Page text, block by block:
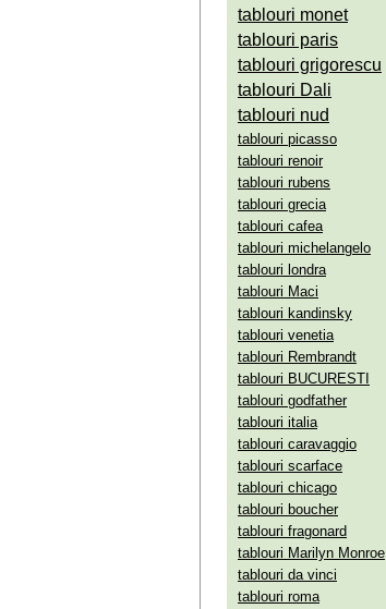
tablouri monet
tablouri paris
tablouri grigorescu
tablouri Dali
tablouri nud
tablouri picasso
tablouri renoir
tablouri rubens
tablouri grecia
tablouri cafea
tablouri michelangelo
tablouri londra
tablouri Maci
tablouri kandinsky
tablouri venetia
tablouri Rembrandt
tablouri BUCURESTI
tablouri godfather
tablouri italia
tablouri caravaggio
tablouri scarface
tablouri chicago
tablouri boucher
tablouri fragonard
tablouri Marilyn Monroe
tablouri da vinci
tablouri roma